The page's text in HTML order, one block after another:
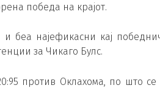
победа на крајот.
беа најефикасни кај
за Чикаго Булс.
против Оклахома, по што